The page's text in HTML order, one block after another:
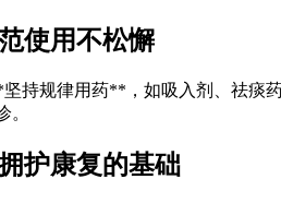
使用不松懈
持规律用药**，如吸入剂、祛痰
。
护康复的基础